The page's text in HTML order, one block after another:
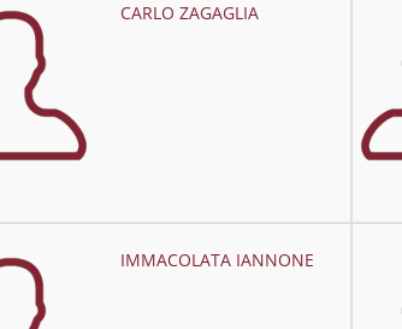
CARLO ZAGAGLIA
IMMACOLATA IANNONE